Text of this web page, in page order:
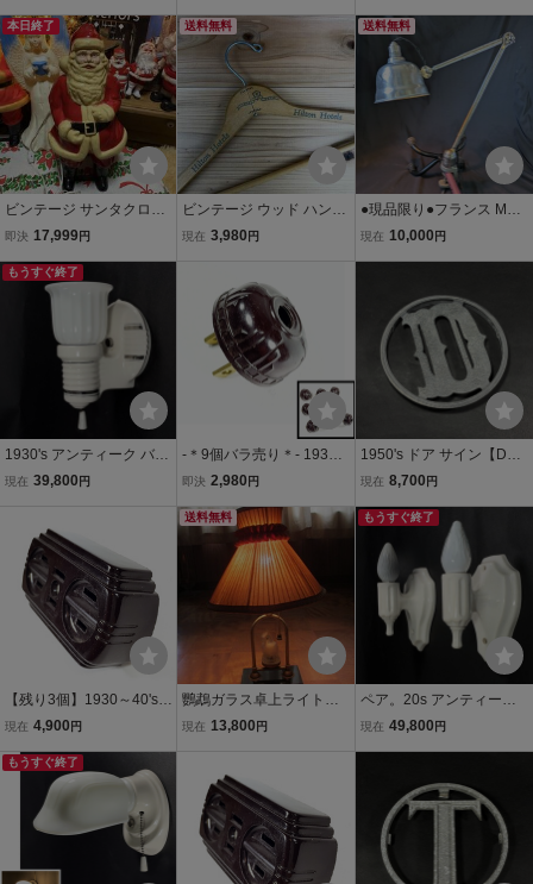
ソケット/交換用/部品/汎
用/布巻き/壁付け/照明/店
舗什器/205/206
モダン/カントリー/ドアノ
ブ/白磁/収納/窓/バウハウ
ス/gras/鏡
モダン/カントリー/ドアノ
ブ/磁器/鏡/収納/窓/gras/バ
ウハウス
本日終了
ビンテージ サンタクロー
ス ランプ ライト クリスマ
ーク古着70s USAアメリ
カ② オーナメント コレク
ション整理
即決 17,999円
送料無料
ビンテージ ウッド ハンガ
ー 木製 雑貨 店舗什器 ア
ジ インテリア
現在 3,980 円
送料無料
●現品限り●フランス MAZ
DA アトリエランプ 工業
ル 店舗什器 アンティー
ク GRAS JIELDE
現在 10,000 円
もうすぐ終了
1930's アンティーク バス
ルームランプ/アールデコ/
ー/ドアノブ/ミラー/gras/
バウハウス
現在 39,800 円
-＊9個バラ売り＊- 1930s
USA アンティーク コンセ
アル/ライト/ビンテージ/o.
c.white/gras/店舗什器/ラ
ンプ/照明
即決 2,980 円
1950's ドア サイン【D】
ビンテージ/アンティーク
バタイジング 1950's ガレ
ージ 玄関 店舗什器 チョッ
パー DIY
現在 8,700 円
【残り3個】1930～40's
アメリカ製3口タップ/コ
ーク/ビンテージ/店舗什器/
ランプ/照明/gras/o.c.whit
e/延長コード
現在 4,900 円
送料無料
鸚鵡ガラス卓上ライト店
舗什器照明器具ランプス
ーク
現在 13,800 円
もうすぐ終了
ペア。20s アンティーク
キャンドル ライト/ランプ/
デコ/店舗什器/鏡/ブラケッ
ト/ミラー
現在 49,800 円
もうすぐ終了